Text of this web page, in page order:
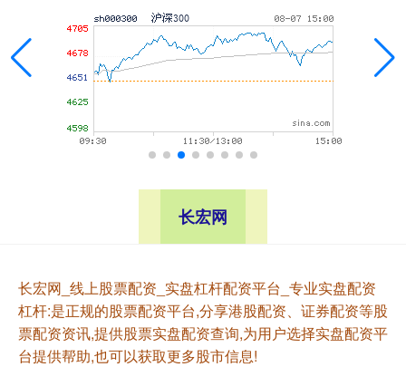
长宏网
长宏网_线上股票配资_实盘杠杆配资平台_专业实盘配资
杠杆:是正规的股票配资平台,分享港股配资、证券配资等股
票配资资讯,提供股票实盘配资查询,为用户选择实盘配资平
台提供帮助,也可以获取更多股市信息!